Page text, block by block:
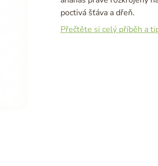
poctivá šťáva a dřeň.
Přečtěte si celý příběh a